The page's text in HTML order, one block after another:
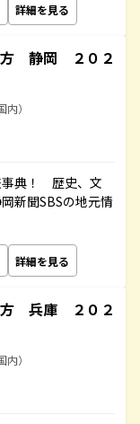
詳細を見る
方 静岡 ２０２
）
事典！ 歴史、文
新聞SBSの地元情
詳細を見る
方 兵庫 ２０２
）